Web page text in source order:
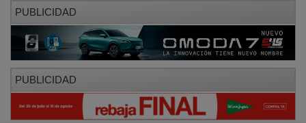
PUBLICIDAD
PUBLICIDAD